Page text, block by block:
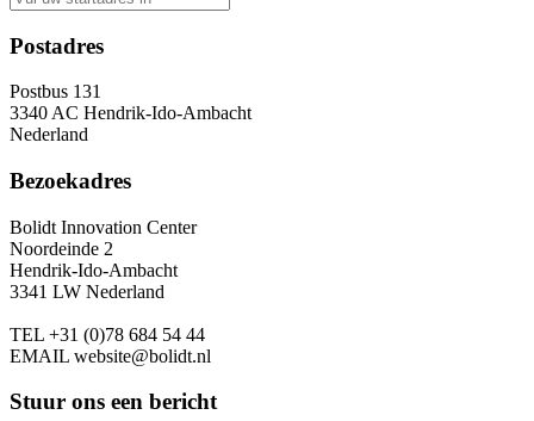
Postadres
Postbus 131
3340 AC Hendrik-Ido-Ambacht
Nederland
Bezoekadres
Bolidt Innovation Center
Noordeinde 2
Hendrik-Ido-Ambacht
3341 LW Nederland
TEL +31 (0)78 684 54 44
EMAIL website@bolidt.nl
Stuur ons een bericht